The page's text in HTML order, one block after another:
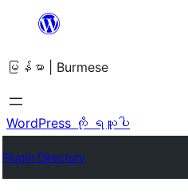
အကြောင်းအရာ
ကျော်သွား
ရန်
မြန်မာ | Burmese
WordPress ကို ရယူပါ
Plugin Directory